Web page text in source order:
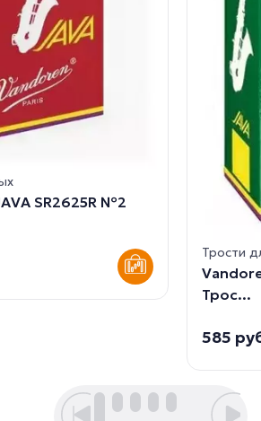
SR2625R №2
Трости
Трос...
585